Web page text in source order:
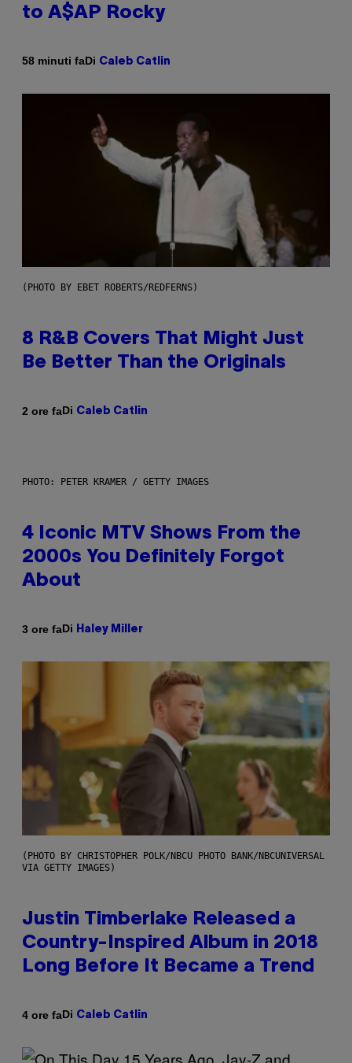
to A$AP Rocky
58 minuti faDi Caleb Catlin
(PHOTO BY EBET ROBERTS/REDFERNS)
8 R&B Covers That Might Just
Be Better Than the Originals
2 ore faDi Caleb Catlin
PHOTO: PETER KRAMER / GETTY IMAGES
4 Iconic MTV Shows From the
2000s You Definitely Forgot
About
3 ore faDi Haley Miller
(PHOTO BY CHRISTOPHER POLK/NBCU PHOTO BANK/NBCUNIVERSAL
VIA GETTY IMAGES)
Justin Timberlake Released a
Country-Inspired Album in 2018
Long Before It Became a Trend
4 ore faDi Caleb Catlin